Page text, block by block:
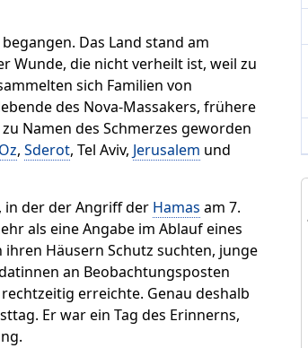
Das Land stand am
Wunde, die nicht verheilt ist, weil zu
sich Familien von
des Nova-Massakers, frühere
Namen des Schmerzes geworden
, Sderot, Tel Aviv, Jerusalem und
in der der Angriff der Hamas am 7.
als eine Angabe im Ablauf eines
Häusern Schutz suchten, junge
an Beobachtungsposten
erreichte. Genau deshalb
Er war ein Tag des Erinnerns,